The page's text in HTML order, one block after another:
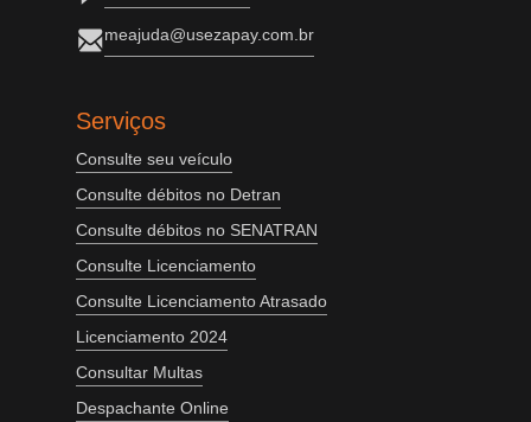
meajuda@usezapay.com.br
Serviços
Consulte seu veículo
Consulte débitos no Detran
Consulte débitos no SENATRAN
Consulte Licenciamento
Consulte Licenciamento Atrasado
Licenciamento 2024
Consultar Multas
Despachante Online